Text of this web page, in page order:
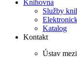
Knihovna
Služby
Katalog
Kontakt
Ústav